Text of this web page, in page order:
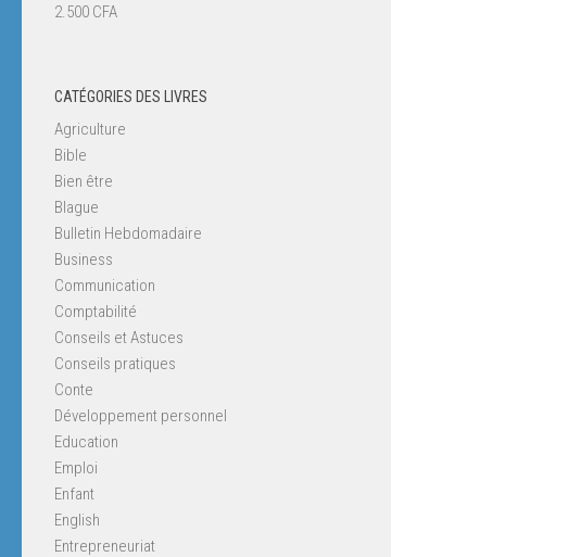
2.500 CFA
CATÉGORIES DES LIVRES
Agriculture
Bible
Bien être
Blague
Bulletin Hebdomadaire
Business
Communication
Comptabilité
Conseils et Astuces
Conseils pratiques
Conte
Développement personnel
Education
Emploi
Enfant
English
Entrepreneuriat